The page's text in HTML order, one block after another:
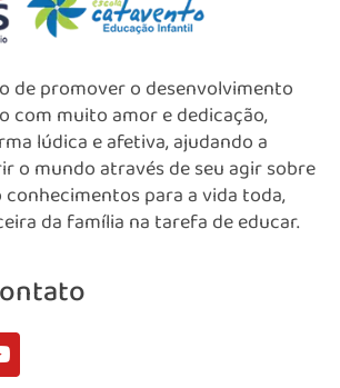
de promover o desenvolvimento
com muito amor e dedicação,
lúdica e afetiva, ajudando a
o mundo através de seu agir sobre
para a vida toda,
da família na tarefa de educar.